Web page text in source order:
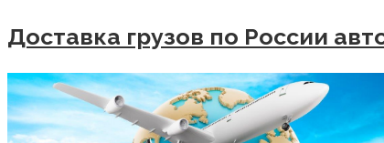
Доставка грузов по России